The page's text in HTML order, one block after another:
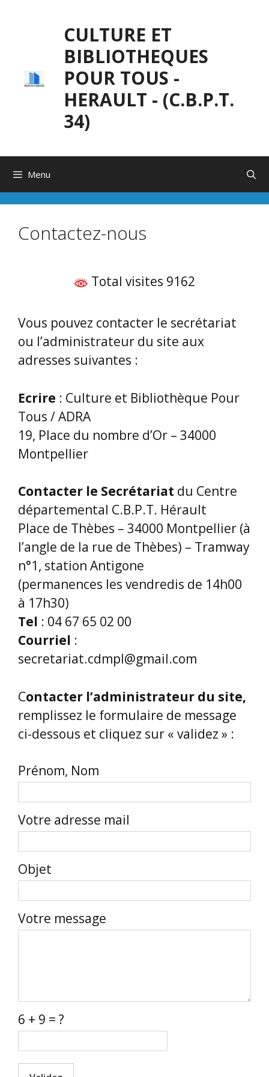
CULTURE ET
BIBLIOTHEQUES
POUR TOUS -
HERAULT - (C.B.P.T.
34)
Menu
Contactez-nous
Total visites 9162
Vous pouvez contacter le secrétariat
ou l’administrateur du site aux
adresses suivantes :
Ecrire : Culture et Bibliothèque Pour
Tous / ADRA
19, Place du nombre d’Or – 34000
Montpellier
Contacter le Secrétariat du Centre
départemental C.B.P.T. Hérault
Place de Thèbes – 34000 Montpellier (à
l’angle de la rue de Thèbes) – Tramway
n°1, station Antigone
(permanences les vendredis de 14h00
à 17h30)
Tel : 04 67 65 02 00
Courriel :
secretariat.cdmpl@gmail.com
Contacter l’administrateur du site,
remplissez le formulaire de message
ci-dessous et cliquez sur « validez » :
Prénom, Nom
Votre adresse mail
Objet
Votre message
6 + 9 = ?